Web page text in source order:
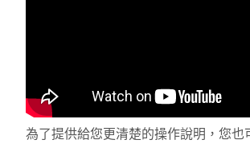
為了提供給您更清楚的操作說明，您也